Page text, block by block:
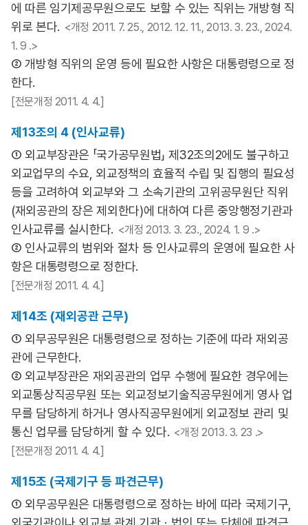
에 따른 임기제공무원으로도 보할 수 있는 직위는 개방형 직
위로 본다. <개정 2011. 7. 25., 2012. 12. 11., 2013. 3. 23., 2024.
1. 9 .>
② 개방형 직위의 운영 등에 필요한 사항은 대통령령으로 정
한다.
[전문개정 2011. 4. 4.]
제13조의 4 (인사교류)
① 외교부장관은 「국가공무원법」 제32조의2에도 불구하고
외교업무의 수요, 외교정책의 효율적 수립 및 집행의 필요성
등을 고려하여 외교부와 그 소속기관의 고위공무원단 직위
(재외공관의 장은 제외한다)에 대하여 다른 중앙행정기관과
인사교류를 실시한다. <개정 2013. 3. 23., 2024. 1. 9 .>
② 인사교류의 범위와 절차 등 인사교류의 운영에 필요한 사
항은 대통령령으로 정한다.
[전문개정 2011. 4. 4.]
제14조 (재외공관 근무)
① 외무공무원은 대통령령으로 정하는 기준에 따라 재외공
관에 근무한다.
② 외교부장관은 재외공관의 업무 수행에 필요한 경우에는
외교통상직공무원 또는 외교정보기술직공무원에게 영사 업
무를 담당하게 하거나 영사직공무원에게 외교정보 관리 및
통신 업무를 담당하게 할 수 있다. <개정 2013. 3. 23 .>
[전문개정 2011. 4. 4.]
제15조 (국제기구 등 파견근무)
① 외무공무원은 대통령령으로 정하는 바에 따라 국제기구,